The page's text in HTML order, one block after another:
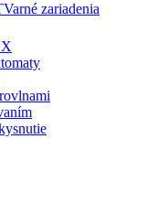
Varné zariadenia